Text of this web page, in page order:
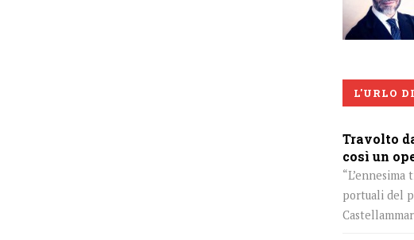
L'URLO
Travolto
così un
portuali del